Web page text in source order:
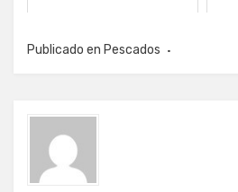
Publicado en Pescados